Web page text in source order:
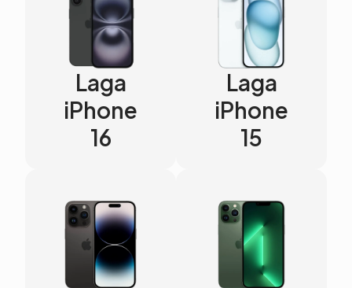
Laga
iPhone
16
Laga
iPhone
15